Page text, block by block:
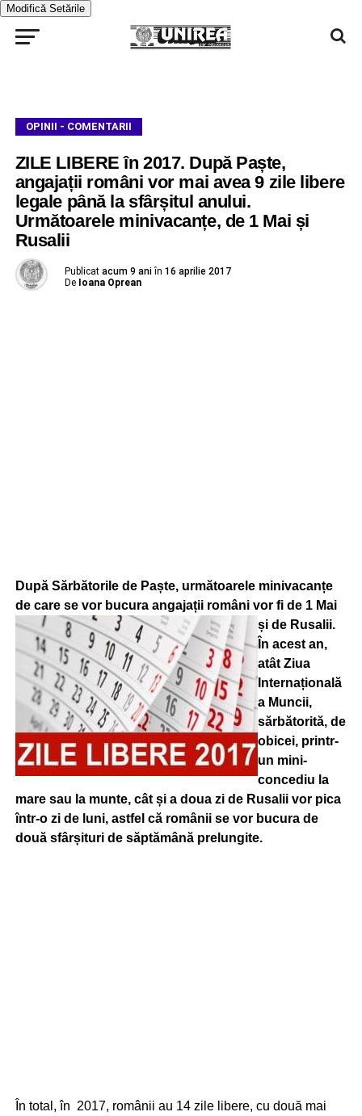
Modifică Setările
OPINII - COMENTARII
ZILE LIBERE în 2017. După Paște,
angajații români vor mai avea 9 zile libere
legale până la sfârșitul anului.
Următoarele minivacanțe, de 1 Mai și
Rusalii
Publicat acum 9 ani în 16 aprilie 2017
De Ioana Oprean
După Sărbătorile de Paște, următoarele minivacanțe
de care se vor bucura angajații români vor fi de 1 Mai
și de Rusalii.
În acest an,
atât Ziua
Internațională
a Muncii,
sărbătorită, de
obicei, printr-
un mini-
concediu la
mare sau la munte, cât și a doua zi de Rusalii vor pica
într-o zi de luni, astfel că românii se vor bucura de
două sfârșituri de săptămână prelungite.
În total, în 2017, românii au 14 zile libere, cu două mai